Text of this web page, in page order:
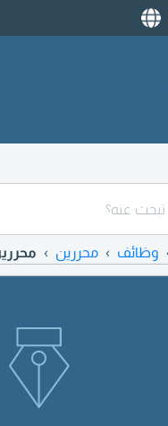
وظائف محررين